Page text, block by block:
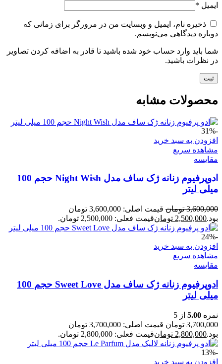
ایمیل *
ذخیره نام، ایمیل و وبسایت من در مرورگر برای زمانی که
دوباره دیدگاهی می‌نویسم.
شما باید وارد حساب خود شده باشید تا قادر به اضافه کردن تصاویر
در نظرات باشید.
محصولات مشابه
-31%
افزودن به سبد خرید
مشاهده سریع
مقایسه
ادوپرفیوم زنانه ژک ساف مدل Night Wish حجم 100
میلی لیتر
3,600,000 تومان
قیمت اصلی: 3,600,000 تومان
بود.2,500,000 تومانقیمت فعلی: 2,500,000 تومان.
-24%
افزودن به سبد خرید
مشاهده سریع
مقایسه
ادوپرفیوم زنانه ژک ساف مدل Sweet Love حجم 100
میلی لیتر
نمره 5.00 از 5
3,700,000 تومان
قیمت اصلی: 3,700,000 تومان
بود.2,800,000 تومانقیمت فعلی: 2,800,000 تومان.
-13%
افزودن به سبد خرید